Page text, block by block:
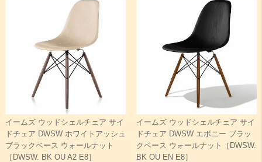
イームズ ウッドシェルチェア サイ
ドチェア DWSW ホワイトアッシュ
ブラックベース ウォールナット
［DWSW. BK OU A2 E8］
イームズ ウッドシェルチェア サイ
ドチェア DWSW エボニー ブラッ
クベース ウォールナット［DWSW.
BK OU EN E8］